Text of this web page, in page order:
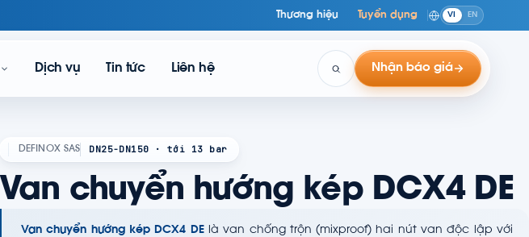
Thương hiệu Tuyển dụng VI EN
Dịch vụ Tin tức Liên hệ Nhận báo giá
DEFINOX SAS DN25-DN150 · tới 13 bar
Van chuyển hướng kép DCX4 DE
Van chuyển hướng kép DCX4 DElà van chống trộn (mixproof) hai nút van độc lập với